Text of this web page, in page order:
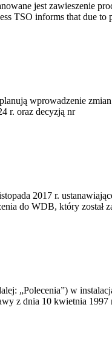
jest zawieszenie
TSO informs that due to
wprowadzenie
r. oraz decyzją nr
2017 r.
do WDB, który został
„Polecenia”) w
z dnia 10 kwietnia 1997